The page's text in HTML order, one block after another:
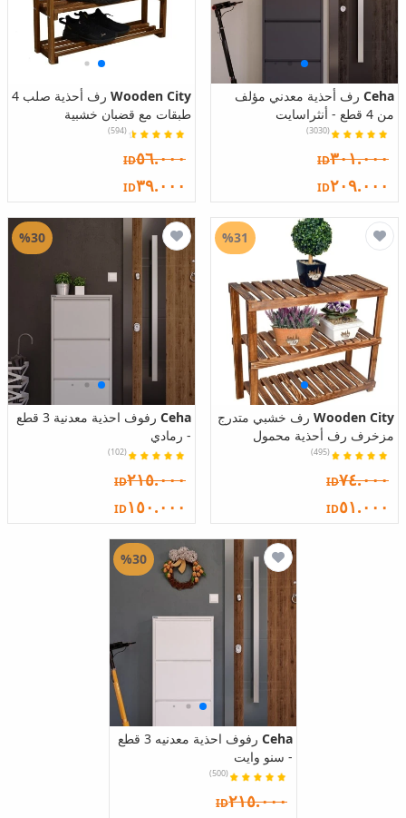
Ceha رف أحذية معدني مؤلف
من 4 قطع - أنثراسايت
(3030)
ID٣٠١.٠٠٠
ID٢٠٩.٠٠٠
Wooden City
رف أحذية صلب 4
طبقات مع قضبان خشبية
(594)
ID٥٦.٠٠٠
ID٣٩.٠٠٠
Wooden City رف خشبي متدرج
مزخرف رف أحذية محمول
(495)
ID٧٤.٠٠٠
ID٥١.٠٠٠
%31
Ceha
رفوف احذية معدنية 3 قطع
- رمادي
(102)
ID٢١٥.٠٠٠
ID١٥٠.٠٠٠
%30
Ceha
رفوف احذية معدنيه 3 قطع
- سنو وايت
(500)
ID٢١٥.٠٠٠
%30